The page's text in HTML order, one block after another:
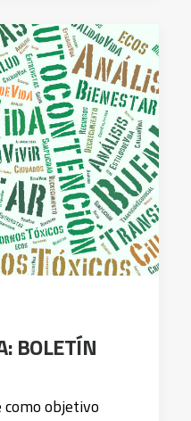
BOLETÍN
objetivo